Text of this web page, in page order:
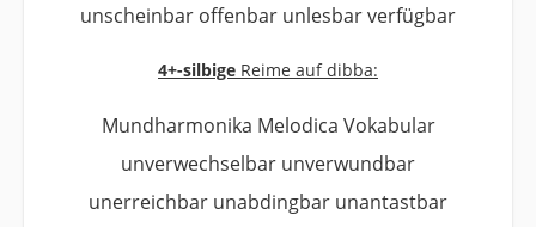
unscheinbar offenbar unlesbar verfügbar
4+-silbige Reime auf dibba:
Mundharmonika Melodica Vokabular
unverwechselbar unverwundbar
unerreichbar unabdingbar unantastbar